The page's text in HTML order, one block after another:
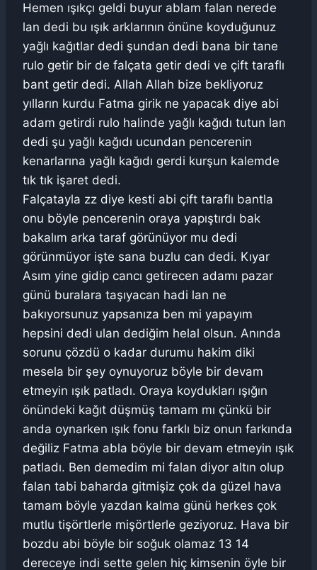
Hemen ışıkçı geldi buyur ablam falan nerede
lan dedi bu ışık arklarının önüne koyduğunuz
yağlı kağıtlar dedi şundan dedi bana bir tane
rulo getir bir de falçata getir dedi ve çift taraflı
bant getir dedi. Allah Allah bize bekliyoruz
yılların kurdu Fatma girik ne yapacak diye abi
adam getirdi rulo halinde yağlı kağıdı tutun lan
dedi şu yağlı kağıdı ucundan pencerenin
kenarlarına yağlı kağıdı gerdi kurşun kalemde
tık tık işaret dedi.
Falçatayla zz diye kesti abi çift taraflı bantla
onu böyle pencerenin oraya yapıştırdı bak
bakalım arka taraf görünüyor mu dedi
görünmüyor işte sana buzlu can dedi. Kıyar
Asım yine gidip cancı getirecen adamı pazar
günü buralara taşıyacan hadi lan ne
bakıyorsunuz yapsanıza ben mi yapayım
hepsini dedi ulan dediğim helal olsun. Anında
sorunu çözdü o kadar durumu hakim diki
mesela bir şey oynuyoruz böyle bir devam
etmeyin ışık patladı. Oraya koydukları ışığın
önündeki kağıt düşmüş tamam mı çünkü bir
anda oynarken ışık fonu farklı biz onun farkında
değiliz Fatma abla böyle bir devam etmeyin ışık
patladı. Ben demedim mi falan diyor altın olup
falan tabi baharda gitmişiz çok da güzel hava
tamam böyle yazdan kalma günü herkes çok
mutlu tişörtlerle mişörtlerle geziyoruz. Hava bir
bozdu abi böyle bir soğuk olamaz 13 14
dereceye indi sette gelen hiç kimsenin öyle bir